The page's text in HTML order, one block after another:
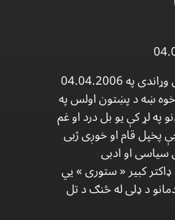
د نن نه پوره يو کال وړاندی په 04.04.2006
ښه د پښتون اولس په
په لړ کې یو بل درد او غم
پخپل قام او خوږی ژبی
سیاسی او ادبی
کبیر « ستوری » يي
د ډلی له څنګ د تل